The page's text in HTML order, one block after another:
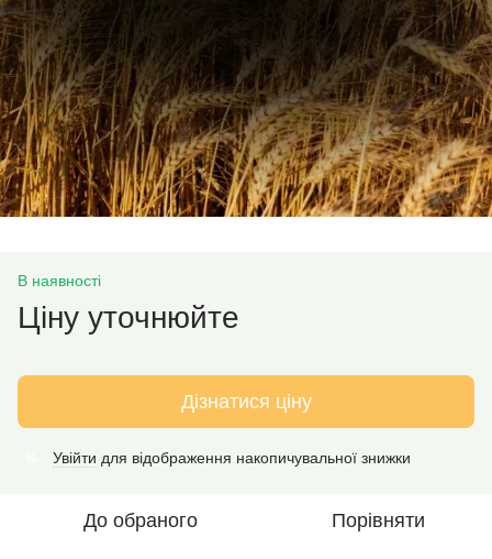
В наявності
Ціну уточнюйте
Дізнатися ціну
Увійти для відображення накопичувальної знижки
До обраного Порівняти